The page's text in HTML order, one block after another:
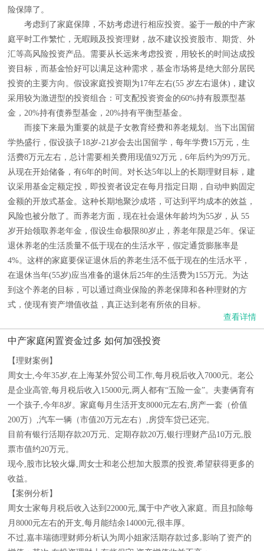
险保障了。
考虑到了家庭保障，不妨考虑进行相应投资。鉴于一般的中产家
庭平时工作繁忙，无暇顾及投资理财，故不建议投资股市、期货、外
汇等高风险投资产品。需要从长远来考虑投资，用较长的时间达成投
资目标，而基金恰好可以满足这种需求，基金市场将是绝大部分居民
投资的主要方向。假设家庭投资期为17年左右(55 岁左右退休)，建议
采用较为激进型的投资组合：可支配投资资金的60%持有股票型基
金，20%持有债券型基金，20%持有平衡型基金。
而接下来最为重要的就是子女教育经费和养老规划。当下出国留
学热盛行，假设孩子18岁-21岁会去出国留学，每年学费15万元，生
活费8万元左右，总计需要相关费用现值92万元，6年后约为99万元。
从现在开始储备，有6年的时间。对长达5年以上的长期理财目标，建
议采用基金定额定投，即投资者设定在每月指定日期，自动申购固定
金额的开放式基金。这种长期地聚沙成塔，可达到平均成本的效益，
风险也被分散了。而养老方面，现在社会退休年龄均为55岁，从 55
岁开始领取养老年金，假设生命极限80岁止，养老年限是25年。保证
退休养老的生活质量不低于现在的生活水平，假定通货膨胀率是
4%。这样的家庭要保证退休后的养老生活不低于现在的生活水平，
在退休当年(55岁)应当准备的退休后25年的生活费为155万元。为达
到这个养老的目标，可以通过商业保险的养老保障和各种理财的方
式，使现有资产增值收益，真正达到老有所依的目标。
查看详情
中产家庭闲置资金过多 如何加强投资
【理财案例】
周女士,今年35岁,在上海某外贸公司工作,每月税后收入7000元。老公
是企业高管,每月税后收入15000元,两人都有“五险一金”。夫妻俩育有
一个孩子,今年8岁。家庭每月生活开支8000元左右,房产一套（价值
200万）,汽车一辆（市值20万元左右）,房贷车贷已还完。
目前有银行活期存款20万元、定期存款20万,银行理财产品10万元,股
票市值约20万元。
现今,股市比较火爆,周女士和老公想加大股票的投资,希望获得更多的
收益。
【案例分析】
周女士家每月税后收入达到22000元,属于中产收入家庭。而且扣除每
月8000元左右的开支,每月能结余14000元,很丰厚。
不过,嘉丰瑞德理财师分析认为周小姐家活期存款过多,影响了资产的